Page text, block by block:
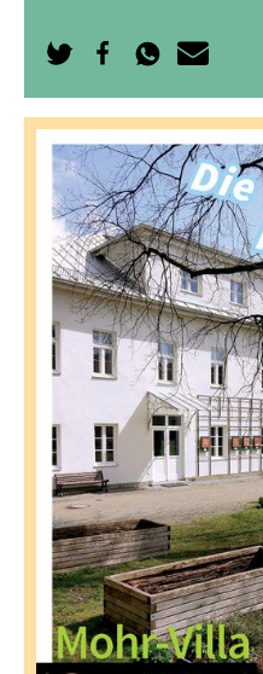
Twitter
teilen
Facebook
teilen
WhatsApp
senden
E-
Mail
senden